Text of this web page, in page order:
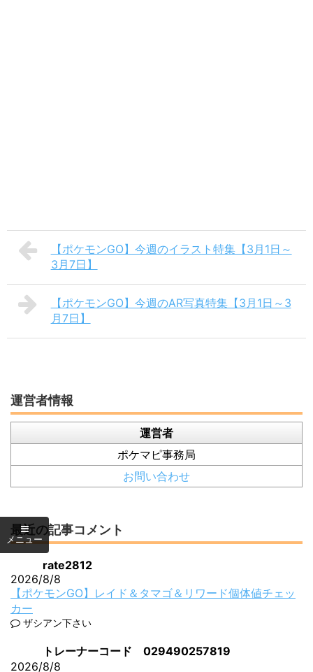
【ポケモンGO】今週のイラスト特集【3月1日～
3月7日】
【ポケモンGO】今週のAR写真特集【3月1日～3
月7日】
運営者情報
運営者
ポケマピ事務局
お問い合わせ
最近の記事コメント
rate2812
2026/8/8
【ポケモンGO】レイド＆タマゴ＆リワード個体値チェッ
カー
ザシアン下さい
トレーナーコード 029490257819
2026/8/8